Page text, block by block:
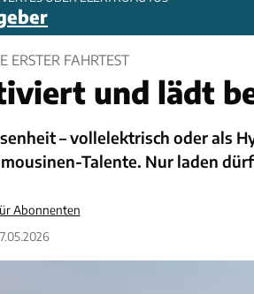
ERSTER FAHRTEST
und lädt
– vollelektrisch oder als
Talente. Nur laden
Abonnenten